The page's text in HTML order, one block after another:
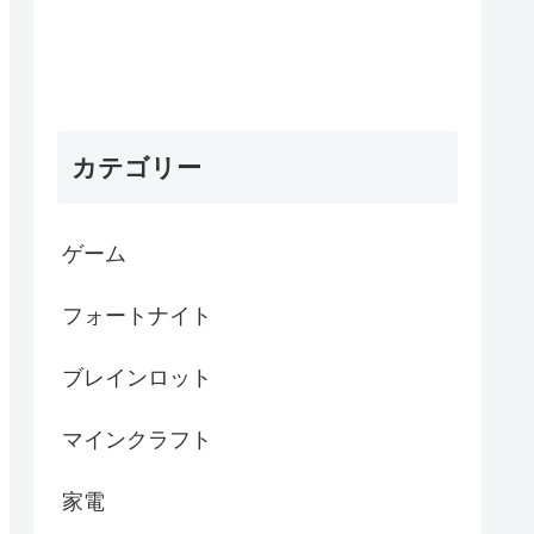
カテゴリー
ゲーム
フォートナイト
ブレインロット
マインクラフト
家電